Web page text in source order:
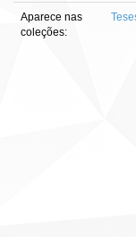
Aparece nas
coleções: